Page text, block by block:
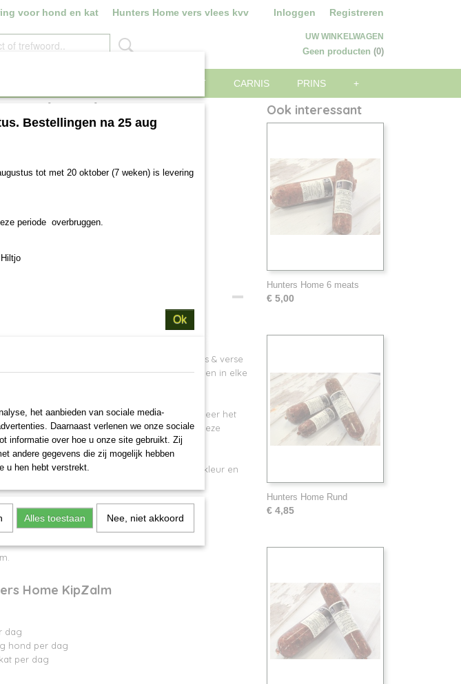
voor hond en kat Hunters Home vers vlees kvv Inloggen Registreren
UW WINKELWAGEN
Geen producten (0)
HOUDBARE WORST CARNIS PRINS +
KipZalm
voorraad
100% natuurlijke voeding van vers Kippenvlees & verse
Vlees voeding is geschikt voor alle ras honden in elke
en oliën die uitstekend zijn voor onder meer het
en de huid/vacht van uw hond. Ook is deze
honden met darm-/verteringsproblemen.
vrij van gluten, granen, kunstmatige geur, kleur en
Home KipZalm
Home KipZalm
dag
hond per dag
per dag
Ook interessant
Hunters Home 6 meats
€ 5,00
Hunters Home Rund
€ 4,85
Bestellingen na 25 aug
tot met 20 oktober (7 weken) is levering
periode overbruggen.
Ok
het aanbieden van sociale media-
Daarnaast verlenen we onze sociale
informatie over hoe u onze site gebruikt. Zij
andere gegevens die zij mogelijk hebben
u hen hebt verstrekt.
Alles toestaan Nee, niet akkoord